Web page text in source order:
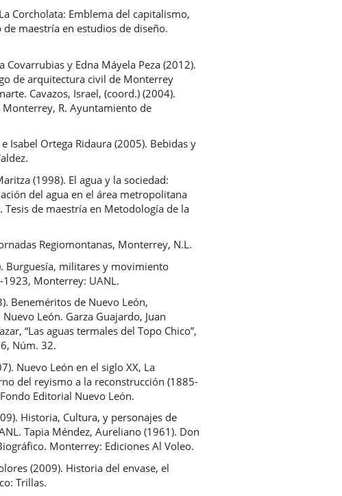
Corcholata: Emblema del capitalismo,
maestría en estudios de diseño.
Covarrubias y Edna Máyela Peza (2012).
de arquitectura civil de Monterrey
Cavazos, Israel, (coord.) (2004).
R. Ayuntamiento de
Isabel Ortega Ridaura (2005). Bebidas y
(1998). El agua y la sociedad:
del agua en el área metropolitana
de maestría en Metodología de la
Regiomontanas, Monterrey, N.L.
Burguesía, militares y movimiento
Monterrey: UANL.
Beneméritos de Nuevo León,
León. Garza Guajardo, Juan
“Las aguas termales del Topo Chico”,
Núm. 32.
Nuevo León en el siglo XX, La
del reyismo a la reconstrucción (1885-
Editorial Nuevo León.
Historia, Cultura, y personajes de
Tapia Méndez, Aureliano (1961). Don
Monterrey: Ediciones Al Voleo.
(2009). Historia del envase, el
Trillas.